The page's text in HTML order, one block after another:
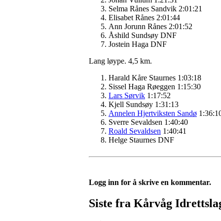
Selma Rånes Sandvik 2:01:21
Elisabet Rånes 2:01:44
Ann Jorunn Rånes 2:01:52
Åshild Sundsøy DNF
Jostein Haga DNF
Lang løype. 4,5 km.
Harald Kåre Staurnes 1:03:18
Sissel Haga Røeggen 1:15:30
Lars Sørvik 1:17:52
Kjell Sundsøy 1:31:13
Annelen Hjertviksten Sandø
Sverre Sevaldsen 1:40:40
Roald Sevaldsen 1:40:41
Helge Staurnes DNF
Logg inn for å skrive en kommentar.
Siste fra Kårvåg